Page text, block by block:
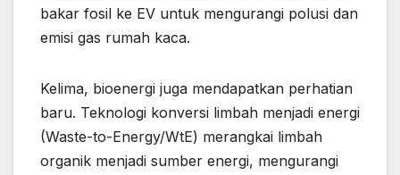
bakar fosil ke EV untuk mengurangi polusi dan
emisi gas rumah kaca.
Kelima, bioenergi juga mendapatkan perhatian
baru. Teknologi konversi limbah menjadi energi
(Waste-to-Energy/WtE) merangkai limbah
organik menjadi sumber energi, mengurangi